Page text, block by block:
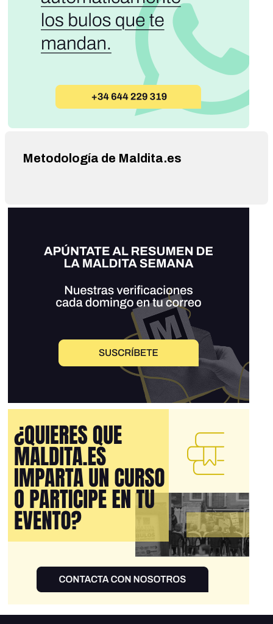
Metodología de Maldita.es